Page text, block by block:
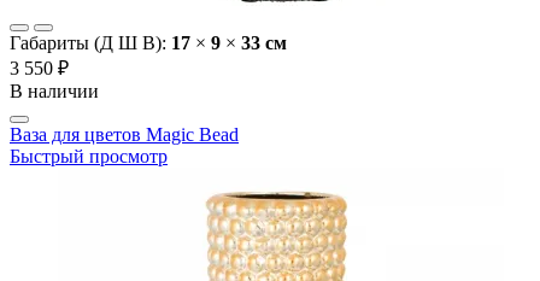
Габариты (Д Ш В): 17 × 9 × 33 cм
3 550 ₽
В наличии
Ваза для цветов Magic Bead
Быстрый просмотр